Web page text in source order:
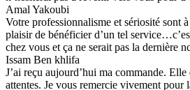
Amal Yakoubi
Votre professionnalisme et sériosité sont
plaisir de bénéficier d’un tel
chez vous et ça ne serait pas la dernière
Issam Ben khlifa
J’ai reçu aujourd’hui ma commande.
attentes. Je vous remercie vivement pour